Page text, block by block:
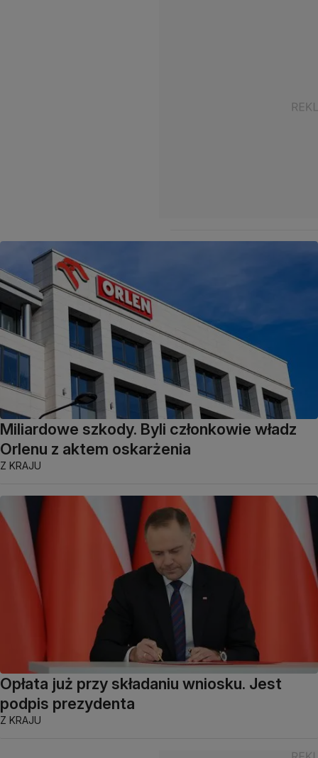
Miliardowe szkody. Byli członkowie władz
Orlenu z aktem oskarżenia
Z KRAJU
Opłata już przy składaniu wniosku. Jest
podpis prezydenta
Z KRAJU